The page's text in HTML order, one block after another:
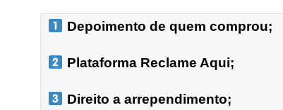
Depoimento de quem comprou;
Plataforma Reclame Aqui;
Direito a arrependimento;